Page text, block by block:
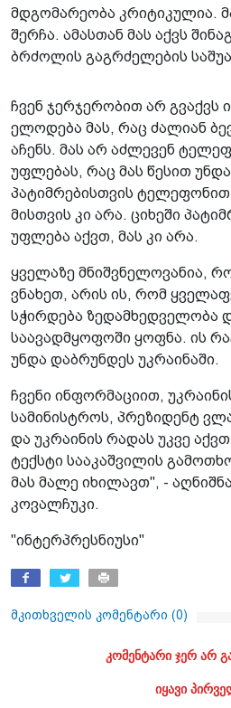
მდგომარეობა კრიტიკულია.
შერჩა. ამასთან მას აქვს
ბრძოლის გაგრძელების
ჩვენ ჯერჯერობით არ გვაქვს
ელოდება მას, რაც ძალიან
აჩენს. მას არ აძლევენ
უფლებას, რაც მას წესით
პატიმრებისთვის ტელეფონით
მისთვის კი არა. ციხეში
უფლება აქვთ, მას კი არა.
ყველაზე მნიშვნელოვანია,
ვნახეთ, არის ის, რომ
სჭირდება ზედამხედველობა
საავადმყოფოში ყოფნა. ის
უნდა დაბრუნდეს უკრაინაში.
ჩვენი ინფორმაციით,
სამინისტროს, პრეზიდენტ
და უკრაინის რადას უკვე
ტექსტი სააკაშვილის
მას მალე იხილავთ", -
კოვალჩუკი.
"ინტერპრესნიუსი"
მკითხველის კომენტარი (0)
კომენტარი ჯერ არ
იყავი